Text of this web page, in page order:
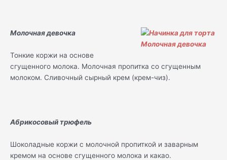
Молочная девочка
Тонкие коржи на основе
сгущенного молока. Молочная пропитка со сгущенным
молоком. Сливочный сырный крем (крем-чиз).
Абрикосовый трюфель
Шоколадные коржи с молочной пропиткой и заварным
кремом на основе сгущенного молока и какао.